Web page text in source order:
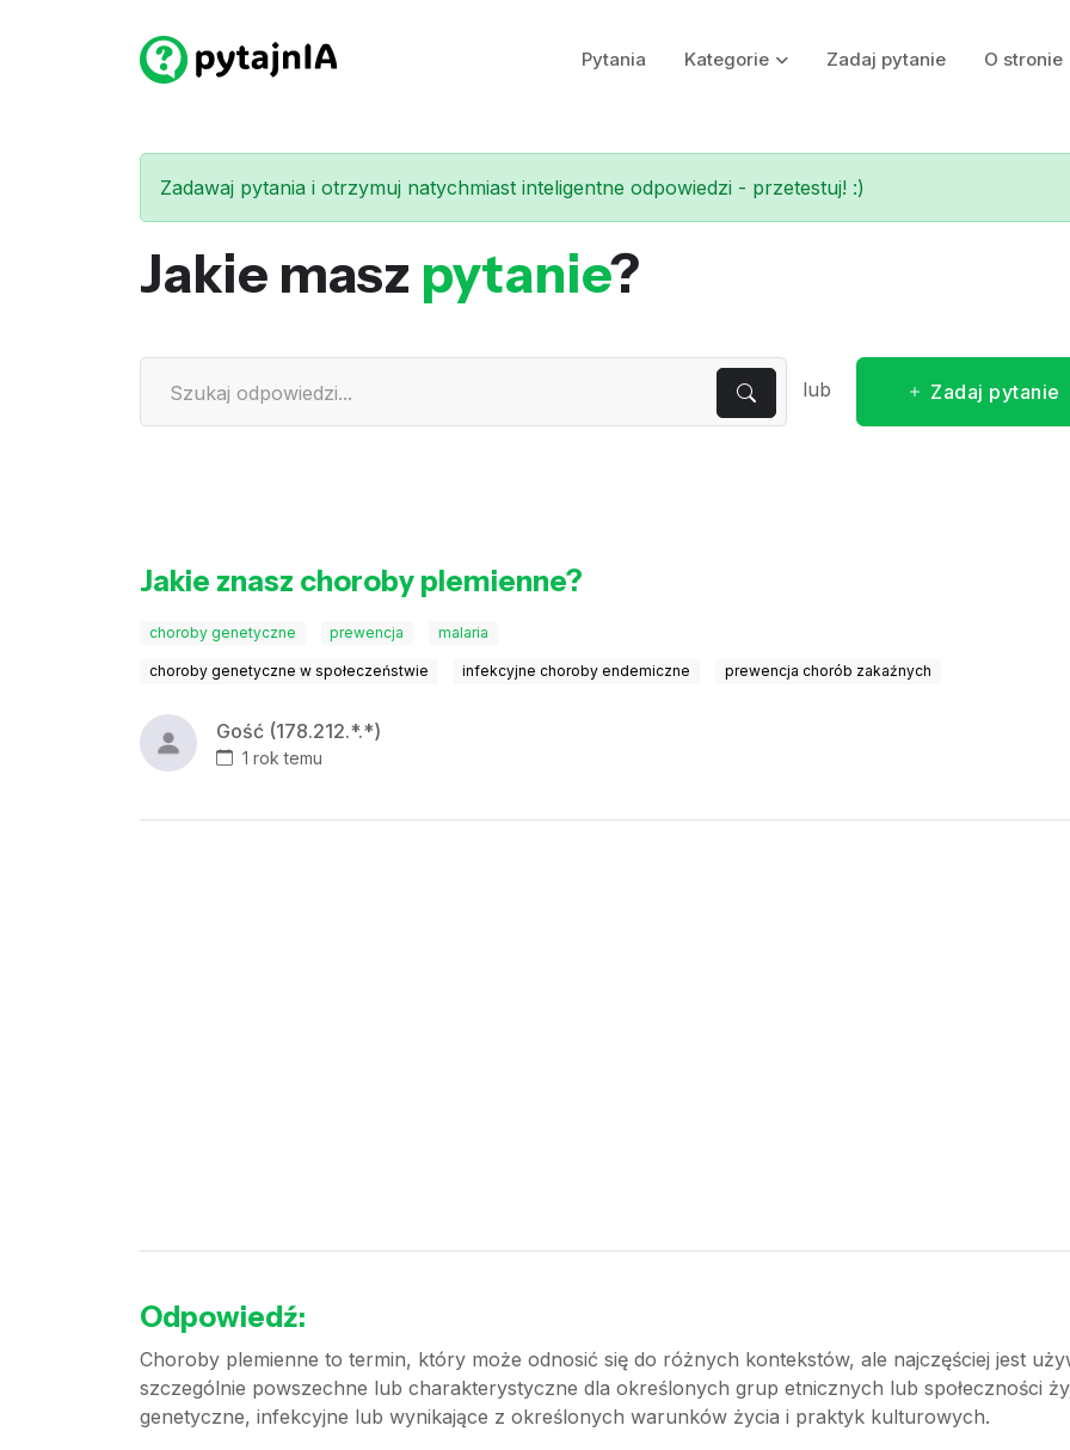
Pytania Kategorie Zadaj pytanie O stronie
Zadawaj pytania i otrzymuj natychmiast inteligentne odpowiedzi - przetestuj! :)
Jakie masz pytanie?
lub Zadaj pytanie
Jakie znasz choroby plemienne?
choroby genetyczne prewencja malaria
choroby genetyczne w społeczeństwie infekcyjne choroby endemiczne prewencja chorób zakaźnych
Gość (178.212.*.*)
1 rok temu
Odpowiedź:
Choroby plemienne to termin, który może odnosić się do różnych kontekstów, ale najczęściej jest
szczególnie powszechne lub charakterystyczne dla określonych grup etnicznych lub społeczności
genetyczne, infekcyjne lub wynikające z określonych warunków życia i praktyk kulturowych.